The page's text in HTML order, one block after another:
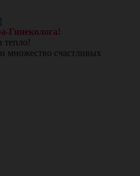
Гинеколога!
тепло!
множество счастливых